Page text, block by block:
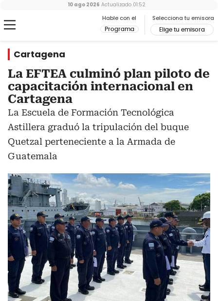
Hable con el
Programa
Selecciona tu emisora
Elige tu emisora
10 ago 2026 Actualizado 01:52
Cartagena
La EFTEA culminó plan piloto de
capacitación internacional en
Cartagena
La Escuela de Formación Tecnológica
Astillera graduó la tripulación del buque
Quetzal perteneciente a la Armada de
Guatemala